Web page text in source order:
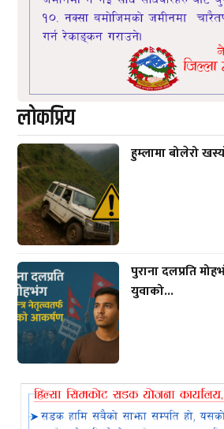
लाेकप्रिय
हुम्लामा बोलेरो
पुराना दलप्रति
युवाको...